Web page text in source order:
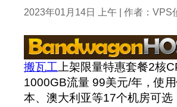
2023年01月14日 上午 | 作者：VPS
搬瓦工 上架限量特惠套餐2核
1000GB流量 99美元/年，使
本、澳大利亚等17个机房可